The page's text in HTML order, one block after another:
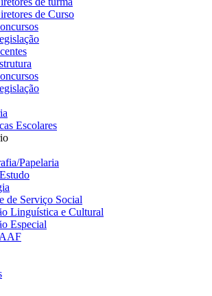
de Curso
Escolares
Papelaria
de Serviço Social
Linguística e Cultural
Especial